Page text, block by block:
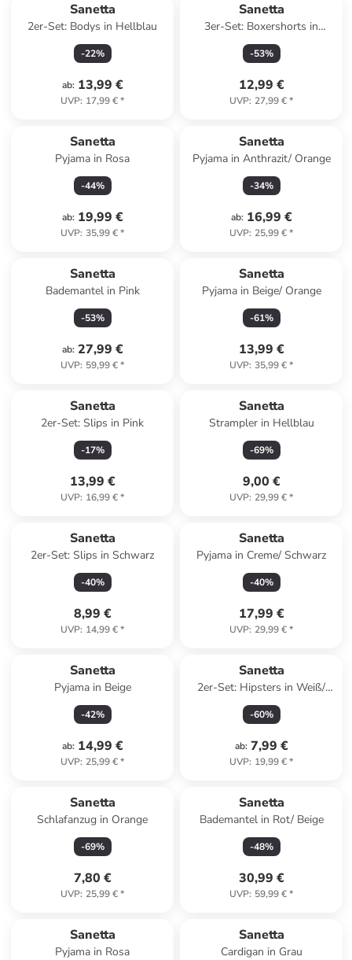
Sanetta
2er-Set: Bodys in Hellblau
-22%
ab: 13,99 €
UVP: 17,99 €*
Sanetta
3er-Set: Boxershorts in
Orange/ Schwarz/ Anthrazit
-53%
12,99 €
UVP: 27,99 €*
Sanetta
Pyjama in Rosa
-44%
ab: 19,99 €
UVP: 35,99 €*
Sanetta
Pyjama in Anthrazit/ Orange
-34%
ab: 16,99 €
UVP: 25,99 €*
Sanetta
Bademantel in Pink
-53%
ab: 27,99 €
UVP: 59,99 €*
Sanetta
Pyjama in Beige/ Orange
-61%
13,99 €
UVP: 35,99 €*
Sanetta
2er-Set: Slips in Pink
-17%
13,99 €
UVP: 16,99 €*
Sanetta
Strampler in Hellblau
-69%
9,00 €
UVP: 29,99 €*
Sanetta
2er-Set: Slips in Schwarz
-40%
8,99 €
UVP: 14,99 €*
Sanetta
Pyjama in Creme/ Schwarz
-40%
17,99 €
UVP: 29,99 €*
Sanetta
Pyjama in Beige
-42%
ab: 14,99 €
UVP: 25,99 €*
Sanetta
2er-Set: Hipsters in Weiß/
Hellblau/ Schwarz
-60%
ab: 7,99 €
UVP: 19,99 €*
Sanetta
Schlafanzug in Orange
-69%
7,80 €
UVP: 25,99 €*
Sanetta
Bademantel in Rot/ Beige
-48%
30,99 €
UVP: 59,99 €*
Sanetta
Pyjama in Rosa
Sanetta
Cardigan in Grau